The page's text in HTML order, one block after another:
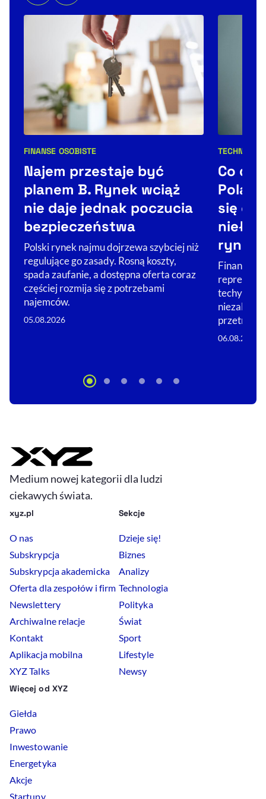
Kategorie artykułu:
FINANSE OSOBISTE
Najem przestaje być
planem B. Rynek wciąż
nie daje jednak poczucia
bezpieczeństwa
Polski rynek najmu dojrzewa szybciej niż
regulujące go zasady. Rosną koszty,
spada zaufanie, a dostępna oferta coraz
częściej rozmija się z potrzebami
najemców.
05.08.2026
Co
się od
rynku
techy
przetrwa?
06.08.2026
Medium nowej kategorii dla ludzi
ciekawych świata.
xyz.pl
O nas
Subskrypcja
Subskrypcja akademicka
Oferta dla zespołów i firm
Newslettery
Archiwalne relacje
Kontakt
Aplikacja mobilna
XYZ Talks
Sekcje
Dzieje się!
Biznes
Analizy
Technologia
Polityka
Świat
Sport
Lifestyle
Newsy
Więcej od XYZ
Giełda
Prawo
Inwestowanie
Energetyka
Akcje
Startupy